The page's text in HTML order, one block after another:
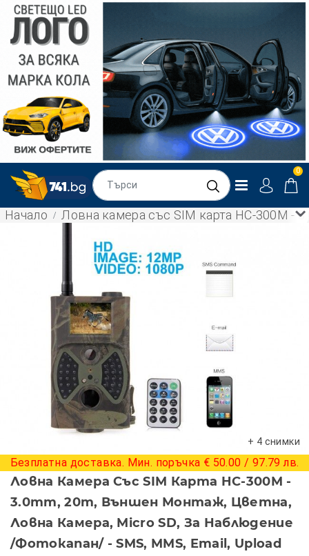
0
Начало Ловна камера със SIM карта HC-300M -
+ 4 снимки
Безплатна доставка. Мин. поръчка € 50.00 / 97.79 лв.
Ловна Камера Със SIM Карта HC-300M -
3.0mm, 20m, Външен Монтаж, Цветна,
Ловна Камера, Micro SD, За Наблюдение
/фотокапан/ - SMS, MMS, Email, Upload